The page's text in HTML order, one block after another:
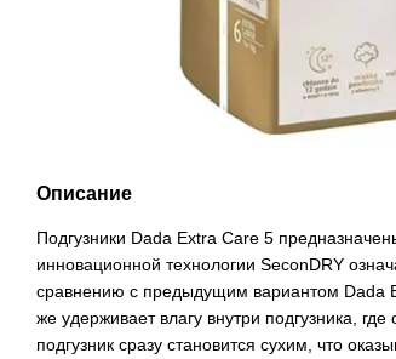
Описание
Подгузники Dada Extra Care 5
инновационной технологии SeconDRY
сравнению с предыдущим вариантом Dada
же удерживает влагу внутри подгузника,
подгузник сразу становится сухим, что